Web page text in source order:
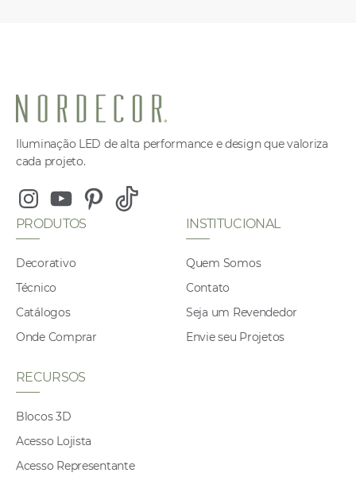
Iluminação LED de alta performance e design que valoriza
cada projeto.
InstagramYoutubePinterest
Tiktok
PRODUTOS
Decorativo
Técnico
Catálogos
Onde Comprar
INSTITUCIONAL
Quem Somos
Contato
Seja um Revendedor
Envie seu Projetos
RECURSOS
Blocos 3D
Acesso Lojista
Acesso Representante